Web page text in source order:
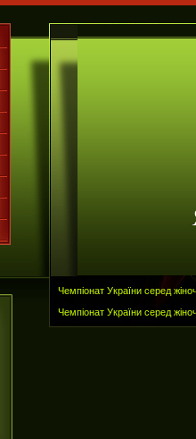
Чемпіонат України серед
Чемпіонат України серед